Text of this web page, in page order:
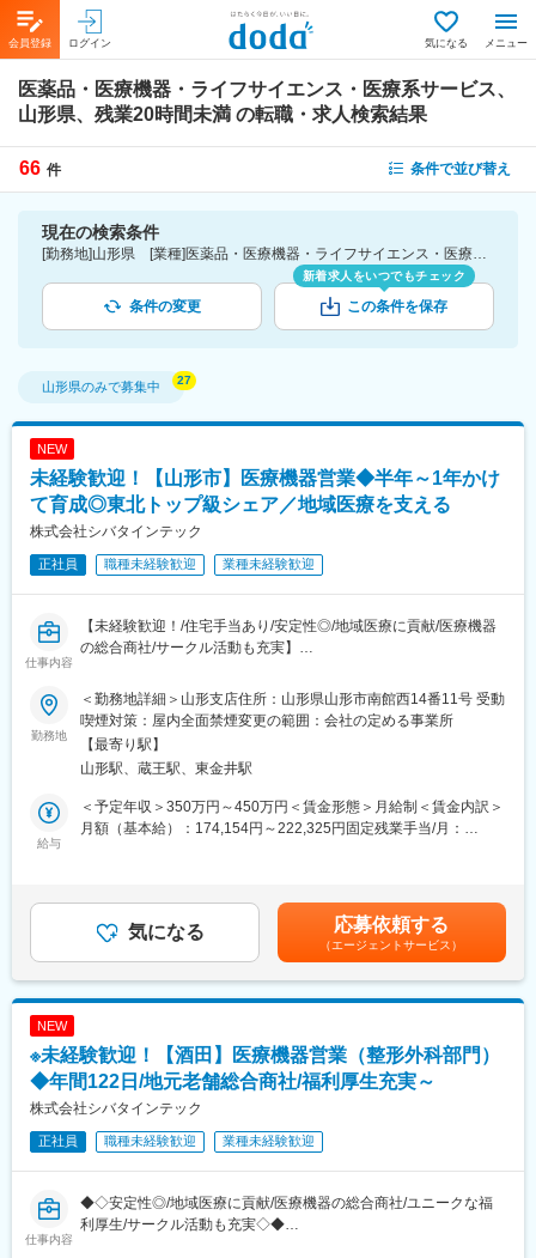
会員登録 ログイン 気になる メニュー
医薬品・医療機器・ライフサイエンス・医療系サービス、
山形県、残業20時間未満 の転職・求人検索結果
66 件 条件で並び替え
現在の検索条件
[勤務地]山形県 [業種]医薬品・医療機器・ライフサイエンス・医療系サービス [詳細条件](休日・働き方)残業20時間未満
条件の変更
新着求人をいつでもチェック
この条件を保存
山形県のみで募集中
NEW
未経験歓迎！【山形市】医療機器営業◆半年～1年かけ
て育成◎東北トップ級シェア／地域医療を支える
株式会社シバタインテック
正社員 職種未経験歓迎 業種未経験歓迎
仕事内容
【未経験歓迎！/住宅手当あり/安定性◎/地域医療に貢献/医療機器
の総合商社/サークル活動も充実】
■業務概要：
東北地方にて医療用品の販売を行っている同社にて、医療機関の
医師・看護師などの方々に向けて、医療機器の提案・販売を行い
ます。
はじめはマスク、注射針、ガーゼなどの消耗品からスタートし、
将来的には新病院の立ち上げタイミングや大型の医療機器の導入
のタイミングでMRIなどの提案も行って頂きます。地域の医療に
医療現場向けのメディカル事業部、臨床検査部門向けのクリニカ
ル部門、開業医向けの営業部門のいずれかに配属可能性がありま
休日における呼び出しは営業部全体で1か月に1~2回程度です。
学会に担当のドクターが出るのでそれに同行する、という形で土
日での出勤が発生する場合があります。事前に予定された土日出
とはほぼありません。
■残業について
年末年始や長期連休がある月は32時間程度残業が発生しますが、
勤務地
＜勤務地詳細＞山形支店住所：山形県山形市南館西14番11号 受動
喫煙対策：屋内全面禁煙変更の範囲：会社の定める事業所
【最寄り駅】
山形駅、蔵王駅、東金井駅
給与
＜予定年収＞350万円～450万円＜賃金形態＞月給制＜賃金内訳＞
月額（基本給）：174,154円～222,325円固定残業手当/月：
年収はあくまでも目安の金額であり、選考を通じて上下する可能
性があります。※固定残業金額は給与によって異なります。■昇
給：年1回■賞与：年2回（昨年実績：3カ月以上）賃金はあくまで
も目安の金額であり、選考を通じて上下する可能性があります。
月給(月額)は固定手当を含めた表記です。
気になる 応募依頼する
（エージェントサービス）
NEW
※未経験歓迎！【酒田】医療機器営業（整形外科部門）
◆年間122日/地元老舗総合商社/福利厚生充実～
株式会社シバタインテック
正社員 職種未経験歓迎 業種未経験歓迎
仕事内容
◆◇安定性◎/地域医療に貢献/医療機器の総合商社/ユニークな福
利厚生/サークル活動も充実◇◆